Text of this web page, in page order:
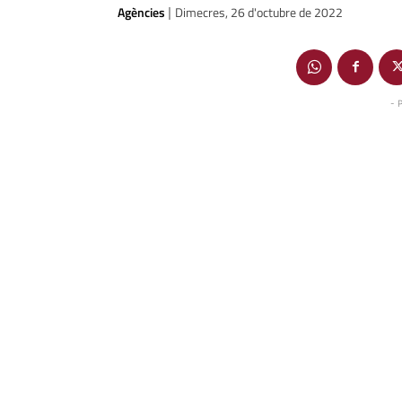
Agències | Dimecres, 26 d'octubre de 2022
-